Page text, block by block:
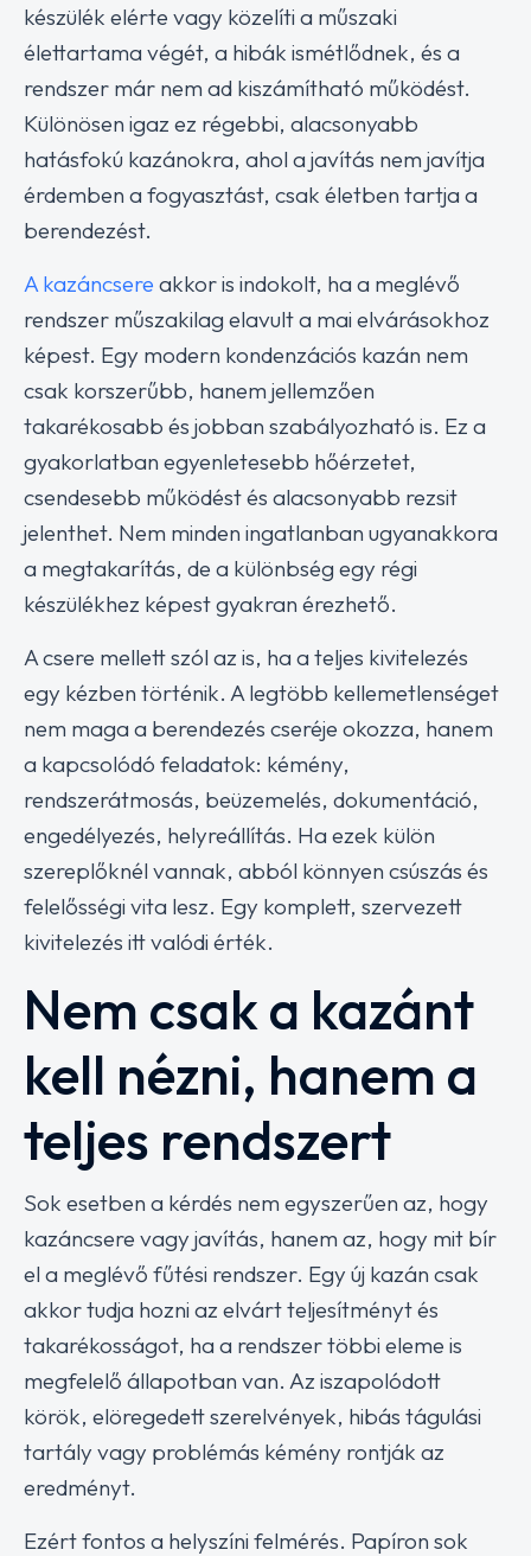
készülék elérte vagy közelíti a műszaki
élettartama végét, a hibák ismétlődnek, és a
rendszer már nem ad kiszámítható működést.
Különösen igaz ez régebbi, alacsonyabb
hatásfokú kazánokra, ahol a javítás nem javítja
érdemben a fogyasztást, csak életben tartja a
berendezést.
A kazáncsere akkor is indokolt, ha a meglévő
rendszer műszakilag elavult a mai elvárásokhoz
képest. Egy modern kondenzációs kazán nem
csak korszerűbb, hanem jellemzően
takarékosabb és jobban szabályozható is. Ez a
gyakorlatban egyenletesebb hőérzetet,
csendesebb működést és alacsonyabb rezsit
jelenthet. Nem minden ingatlanban ugyanakkora
a megtakarítás, de a különbség egy régi
készülékhez képest gyakran érezhető.
A csere mellett szól az is, ha a teljes kivitelezés
egy kézben történik. A legtöbb kellemetlenséget
nem maga a berendezés cseréje okozza, hanem
a kapcsolódó feladatok: kémény,
rendszerátmosás, beüzemelés, dokumentáció,
engedélyezés, helyreállítás. Ha ezek külön
szereplőknél vannak, abból könnyen csúszás és
felelősségi vita lesz. Egy komplett, szervezett
kivitelezés itt valódi érték.
Nem csak a kazánt
kell nézni, hanem a
teljes rendszert
Sok esetben a kérdés nem egyszerűen az, hogy
kazáncsere vagy javítás, hanem az, hogy mit bír
el a meglévő fűtési rendszer. Egy új kazán csak
akkor tudja hozni az elvárt teljesítményt és
takarékosságot, ha a rendszer többi eleme is
megfelelő állapotban van. Az iszapolódott
körök, elöregedett szerelvények, hibás tágulási
tartály vagy problémás kémény rontják az
eredményt.
Ezért fontos a helyszíni felmérés. Papíron sok